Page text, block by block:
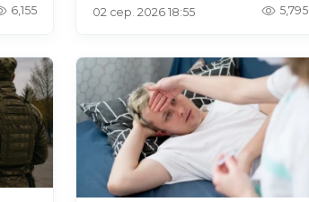
6,155 02 сер. 2026 18:55 5,795